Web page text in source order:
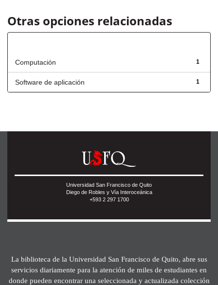
Otras opciones relacionadas
1
Computación
1
Software de aplicación
Universidad San Francisco de Quito
Diego de Robles y Vía Interoceánica
+593 2 297 1700
La biblioteca de la Universidad San Francisco de Quito, abre sus
servicios diariamente para la atención de miles de estudiantes en
donde pueden encontrar una seleccionada y actualizada colección